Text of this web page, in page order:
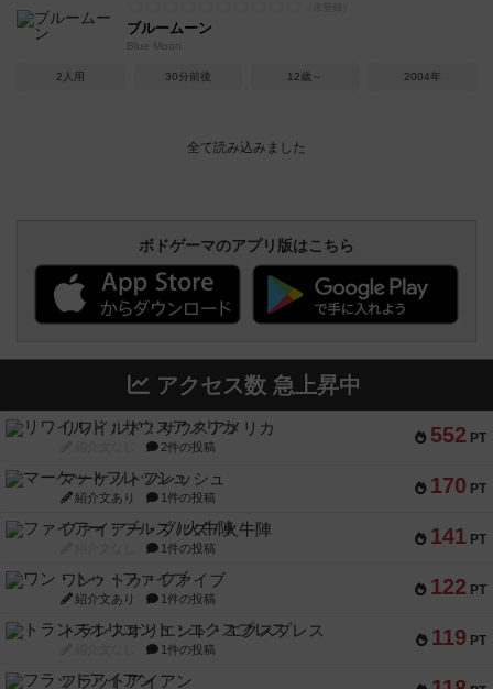
ブルームーン
Blue Moon
2人用 30分前後 12歳～ 2004年
アクセス数 急上昇中
552 PT
170 PT
マーケットフレッシュ
紹介文あり 1件の投稿
ファイアー・ブルズ / 火牛陣
紹介文なし
ワン・トゥ・ファイブ
1件の投稿
トランスオリエント・エクスプレス
紹介文なし 1件の投稿
フラットアイアン
紹介文なし 2件の投稿
エコーズ・オブ・タイム
紹介文なし